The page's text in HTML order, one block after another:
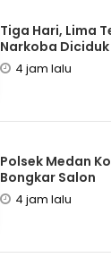
Tiga Hari, Lima
Narkoba
4 jam lalu
Polsek Medan
Bongkar Salon
4 jam lalu